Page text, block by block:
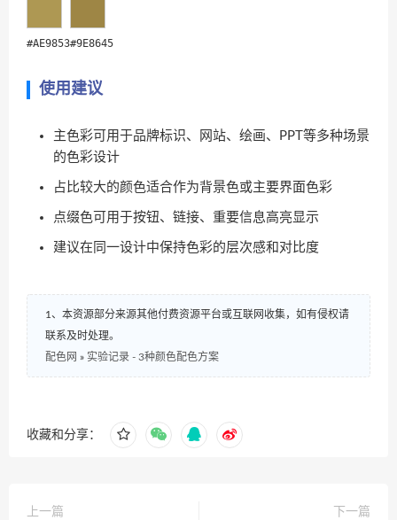
#AE9853#9E8645
使用建议
主色彩可用于品牌标识、网站、绘画、PPT等多种场景
的色彩设计
占比较大的颜色适合作为背景色或主要界面色彩
点缀色可用于按钮、链接、重要信息高亮显示
建议在同一设计中保持色彩的层次感和对比度
1、本资源部分来源其他付费资源平台或互联网收集，如有侵权请
联系及时处理。
配色网 » 实验记录 - 3种颜色配色方案
收藏和分享：
上一篇
下一篇